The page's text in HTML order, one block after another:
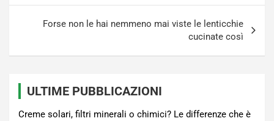
Forse non le hai nemmeno mai viste le lenticchie
cucinate così
ULTIME PUBBLICAZIONI
Creme solari, filtri minerali o chimici? Le differenze che è